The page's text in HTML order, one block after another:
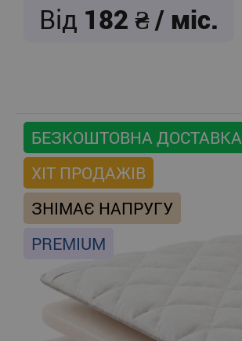
Від 182 / міс.
БЕЗКОШТОВНА ДОСТАВКА
ХІТ ПРОДАЖІВ
ЗНІМАЄ НАПРУГУ
PREMIUM